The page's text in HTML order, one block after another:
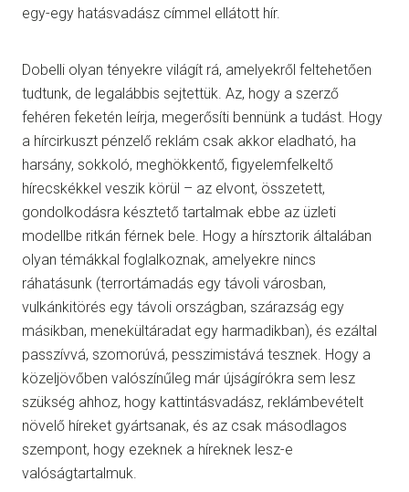
egy-egy hatásvadász címmel ellátott hír.
Dobelli olyan tényekre világít rá, amelyekről feltehetően
tudtunk, de legalábbis sejtettük. Az, hogy a szerző
fehéren feketén leírja, megerősíti bennünk a tudást. Hogy
a hírcirkuszt pénzelő reklám csak akkor eladható, ha
harsány, sokkoló, meghökkentő, figyelemfelkeltő
hírecskékkel veszik körül – az elvont, összetett,
gondolkodásra késztető tartalmak ebbe az üzleti
modellbe ritkán férnek bele. Hogy a hírsztorik általában
olyan témákkal foglalkoznak, amelyekre nincs
ráhatásunk (terrortámadás egy távoli városban,
vulkánkitörés egy távoli országban, szárazság egy
másikban, menekültáradat egy harmadikban), és ezáltal
passzívvá, szomorúvá, pesszimistává tesznek. Hogy a
közeljövőben valószínűleg már újságírókra sem lesz
szükség ahhoz, hogy kattintásvadász, reklámbevételt
növelő híreket gyártsanak, és az csak másodlagos
szempont, hogy ezeknek a híreknek lesz-e
valóságtartalmuk.